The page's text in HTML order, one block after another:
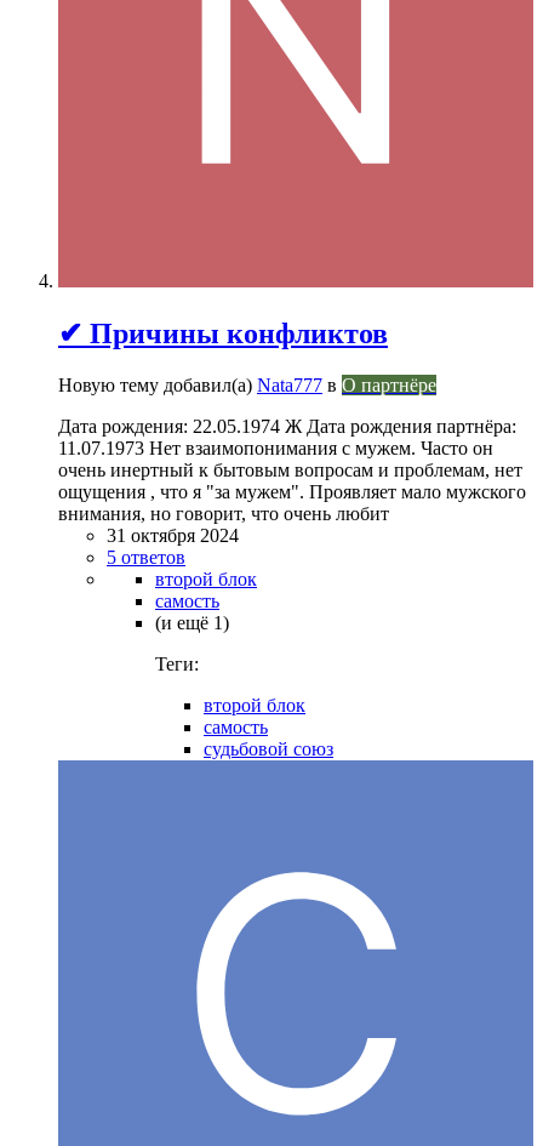
✔ Причины конфликтов
Новую тему добавил(а) Nata777 в О партнёре
Дата рождения: 22.05.1974 Ж Дата рождения партнёра:
11.07.1973 Нет взаимопонимания с мужем. Часто он
очень инертный к бытовым вопросам и проблемам, нет
ощущения , что я "за мужем". Проявляет мало мужского
внимания, но говорит, что очень любит
31 октября 2024
5 ответов
второй блок
самость
(и ещё 1)
Теги:
второй блок
самость
судьбовой союз